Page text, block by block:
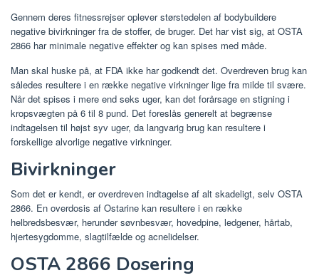
Gennem deres fitnessrejser oplever størstedelen af ​​bodybuildere
negative bivirkninger fra de stoffer, de bruger. Det har vist sig, at OSTA
2866 har minimale negative effekter og kan spises med måde.
Man skal huske på, at FDA ikke har godkendt det. Overdreven brug kan
således resultere i en række negative virkninger lige fra milde til svære.
Når det spises i mere end seks uger, kan det forårsage en stigning i
kropsvægten på 6 til 8 pund. Det foreslås generelt at begrænse
indtagelsen til højst syv uger, da langvarig brug kan resultere i
forskellige alvorlige negative virkninger.
Bivirkninger
Som det er kendt, er overdreven indtagelse af alt skadeligt, selv OSTA
2866. En overdosis af Ostarine kan resultere i en række
helbredsbesvær, herunder søvnbesvær, hovedpine, ledgener, hårtab,
hjertesygdomme, slagtilfælde og acnelidelser.
OSTA 2866 Dosering